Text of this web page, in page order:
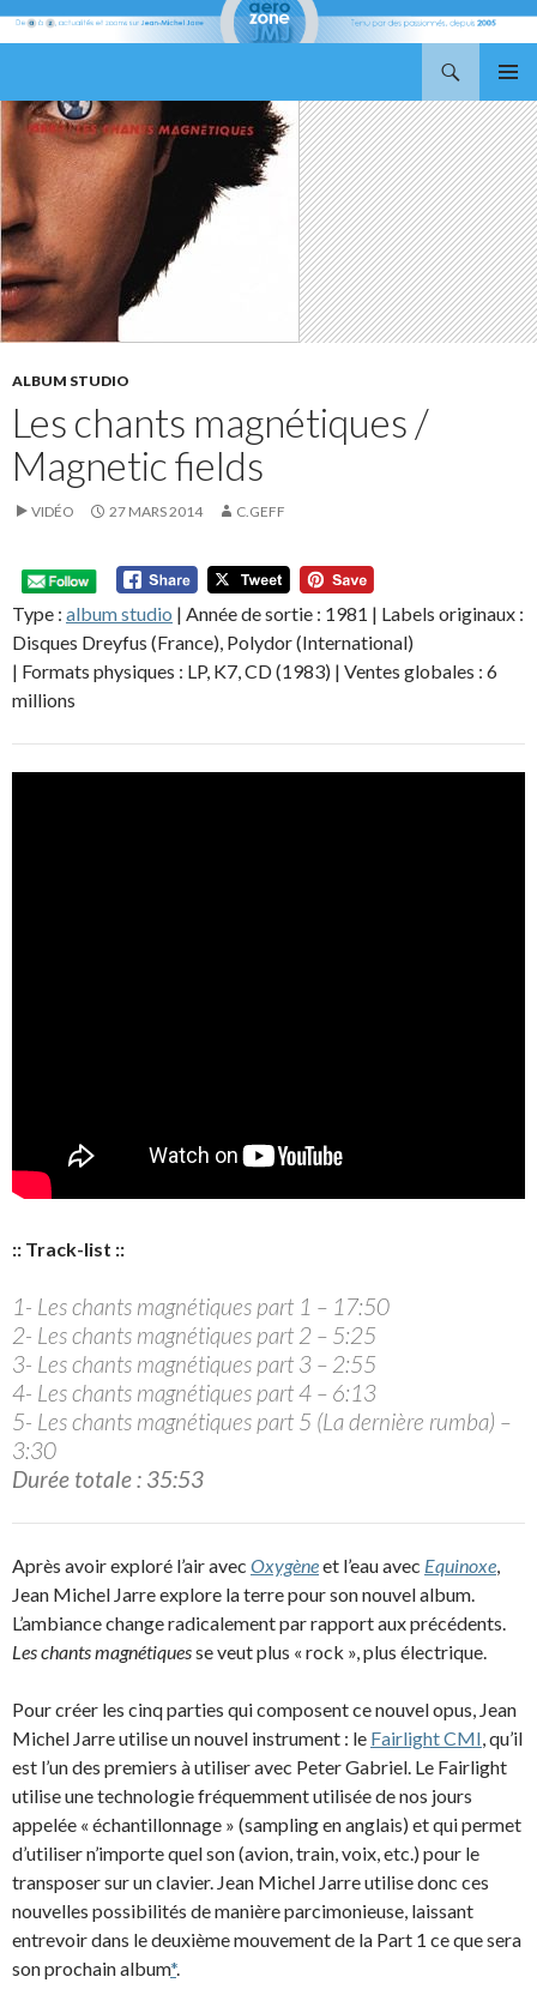
MENU
AU
CONTENU
ALBUM STUDIO
Les chants magnétiques /
Magnetic fields
VIDÉO 27 MARS 2014 C.GEFF
Type : album studio | Année de sortie : 1981 | Labels originaux :
Disques Dreyfus (France), Polydor (International)
| Formats physiques : LP, K7, CD (1983) | Ventes globales : 6
millions
:: Track-list ::
1- Les chants magnétiques part 1 – 17:50
2- Les chants magnétiques part 2 – 5:25
3- Les chants magnétiques part 3 – 2:55
4- Les chants magnétiques part 4 – 6:13
5- Les chants magnétiques part 5 (La dernière rumba) –
3:30
Durée totale : 35:53
Après avoir exploré l’air avec Oxygèneet l’eau avec Equinoxe,
Jean Michel Jarre explore la terre pour son nouvel album.
L’ambiance change radicalement par rapport aux précédents.
Les chants magnétiquesse veut plus « rock », plus électrique.
Pour créer les cinq parties qui composent ce nouvel opus, Jean
Michel Jarre utilise un nouvel instrument : le Fairlight CMI, qu’il
est l’un des premiers à utiliser avec Peter Gabriel. Le Fairlight
utilise une technologie fréquemment utilisée de nos jours
appelée « échantillonnage » (sampling en anglais) et qui permet
d’utiliser n’importe quel son (avion, train, voix, etc.) pour le
transposer sur un clavier. Jean Michel Jarre utilise donc ces
nouvelles possibilités de manière parcimonieuse, laissant
entrevoir dans le deuxième mouvement de la Part 1 ce que sera
son prochain album*.